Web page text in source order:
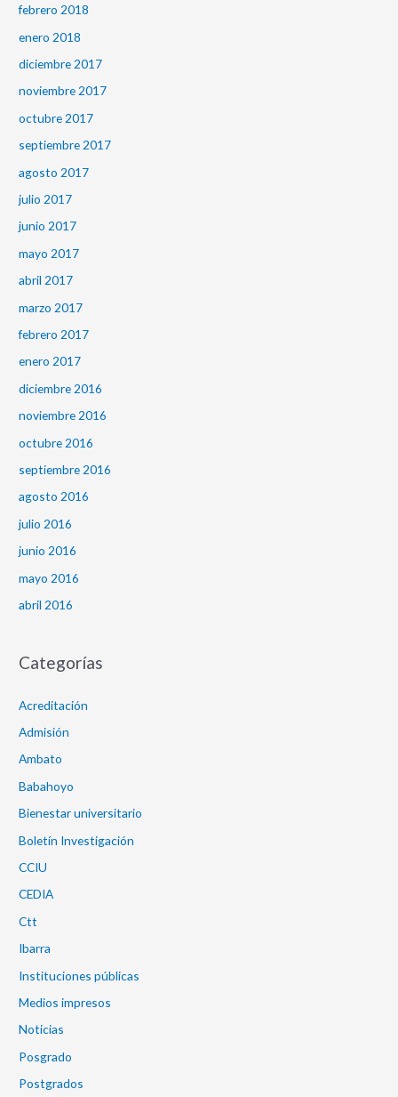
febrero 2018
enero 2018
diciembre 2017
noviembre 2017
octubre 2017
septiembre 2017
agosto 2017
julio 2017
junio 2017
mayo 2017
abril 2017
marzo 2017
febrero 2017
enero 2017
diciembre 2016
noviembre 2016
octubre 2016
septiembre 2016
agosto 2016
julio 2016
junio 2016
mayo 2016
abril 2016
Categorías
Acreditación
Admisión
Ambato
Babahoyo
Bienestar universitario
Boletín Investigación
CCIU
CEDIA
Ctt
Ibarra
Instituciones públicas
Medios impresos
Noticias
Posgrado
Postgrados